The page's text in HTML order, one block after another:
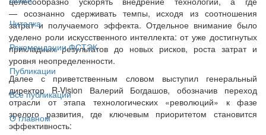
Читалка
Рекомендации ФСТЭК
Публикации
Все публикации
О главном
— осознанно сдерживать темпы, исходя из соотношения
затрат и получаемого эффекта. Отдельное внимание было
уделено роли искусственного интеллекта: от уже достигнутых
прикладных результатов до новых рисков, роста затрат и
уровня неопределенности.
Далее с приветственным словом выступил генеральный
директор R-Vision Валерий Богдашов, обозначив переход
отрасли от этапа технологических «революций» к фазе
зрелого развития, где ключевым приоритетом становится
эффективность: